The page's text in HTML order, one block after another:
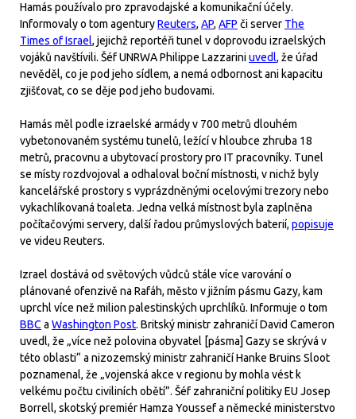
Hamás používalo pro zpravodajské a komunikační účely.
Informovaly o tom agenturyReuters, AP, AFP či server The
Times of Israel, jejichž reportéři tunel v doprovodu izraelských
vojáků navštívili. Šéf UNRWA Philippe Lazzariniuvedl, že úřad
nevěděl, co je pod jeho sídlem, a nemá odbornost ani kapacitu
zjišťovat, co se děje pod jeho budovami.
Hamás měl podle izraelské armády v 700 metrů dlouhém
vybetonovaném systému tunelů, ležící v hloubce zhruba 18
metrů, pracovnu a ubytovací prostory pro IT pracovníky. Tunel
se místy rozdvojoval a odhaloval boční místnosti, v nichž byly
kancelářské prostory s vyprázdněnými ocelovými trezory nebo
vykachlíkovaná toaleta. Jedna velká místnost byla zaplněna
počítačovými servery, další řadou průmyslových baterií, popisuje
ve videu Reuters.
Izrael dostává od světových vůdců stále více varování o
plánované ofenzivě na Rafáh, město v jižním pásmu Gazy, kam
uprchl více než milion palestinských uprchlíků. Informuje o tom
BBC a Washington Post. Britský ministr zahraničí David Cameron
uvedl, že „více než polovina obyvatel [pásma] Gazy se skrývá v
této oblasti“ a nizozemský ministr zahraničí Hanke Bruins Sloot
poznamenal, že „vojenská akce v regionu by mohla vést k
velkému počtu civiliních obětí”. Šéf zahraniční politiky EU Josep
Borrell, skotský premiér Hamza Youssef a německé ministerstvo